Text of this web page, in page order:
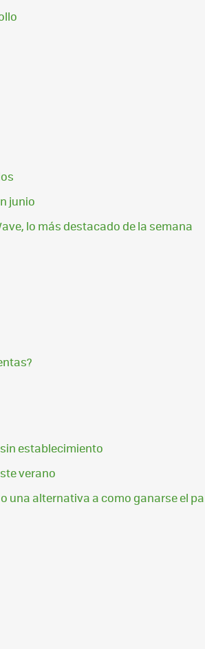
junio
lo más destacado de la semana
establecimiento
verano
una alternativa a como ganarse el